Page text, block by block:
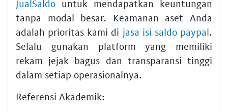
JualSaldo untuk mendapatkan keuntungan
tanpa modal besar. Keamanan aset Anda
adalah prioritas kami di jasa isi saldo paypal.
Selalu gunakan platform yang memiliki
rekam jejak bagus dan transparansi tinggi
dalam setiap operasionalnya.
Referensi Akademik: